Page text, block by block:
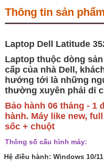
Thông tin sản
Laptop Dell Latitude
Laptop thuộc dòng
cấp của nhà Dell,
hướng tới là những
thường xuyên phải di
Bảo hành 06 tháng - 1
hành. Máy like new,
sốc + chuột
Thông số cấu hình máy:
Hệ điều hành: Windows 10/